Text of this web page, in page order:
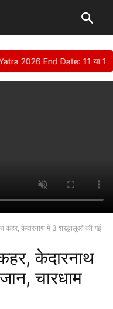
2026 End Date: 11 या 12
कहर, केदारनाथ में 3 श्रद्धालुओं की गई
केदारनाथ
चारधाम